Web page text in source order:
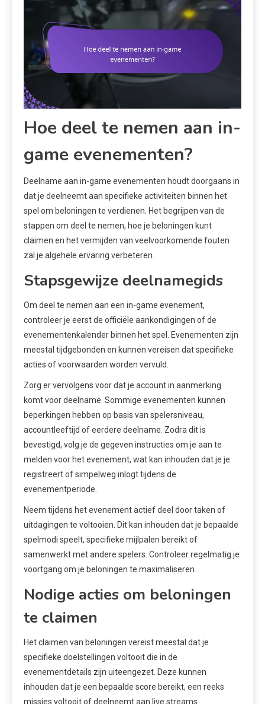
Hoe deel te nemen aan in-
game evenementen?
Deelname aan in-game evenementen houdt doorgaans in
dat je deelneemt aan specifieke activiteiten binnen het
spel om beloningen te verdienen. Het begrijpen van de
stappen om deel te nemen, hoe je beloningen kunt
claimen en het vermijden van veelvoorkomende fouten
zal je algehele ervaring verbeteren.
Stapsgewijze deelnamegids
Om deel te nemen aan een in-game evenement,
controleer je eerst de officiële aankondigingen of de
evenementenkalender binnen het spel. Evenementen zijn
meestal tijdgebonden en kunnen vereisen dat specifieke
acties of voorwaarden worden vervuld.
Zorg er vervolgens voor dat je account in aanmerking
komt voor deelname. Sommige evenementen kunnen
beperkingen hebben op basis van spelersniveau,
accountleeftijd of eerdere deelname. Zodra dit is
bevestigd, volg je de gegeven instructies om je aan te
melden voor het evenement, wat kan inhouden dat je je
registreert of simpelweg inlogt tijdens de
evenementperiode.
Neem tijdens het evenement actief deel door taken of
uitdagingen te voltooien. Dit kan inhouden dat je bepaalde
spelmodi speelt, specifieke mijlpalen bereikt of
samenwerkt met andere spelers. Controleer regelmatig je
voortgang om je beloningen te maximaliseren.
Nodige acties om beloningen
te claimen
Het claimen van beloningen vereist meestal dat je
specifieke doelstellingen voltooit die in de
evenementdetails zijn uiteengezet. Deze kunnen
inhouden dat je een bepaalde score bereikt, een reeks
missies voltooit of deelneemt aan live streams.